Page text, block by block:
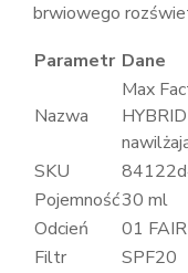
brwiowego
Parametr Dane
Nazwa
Max
SKU
Pojemność30 ml
Odcień
01 FAIR
Filtr
SPF20